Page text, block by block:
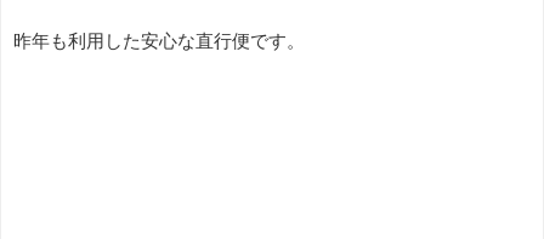
昨年も利用した安心な直行便です。